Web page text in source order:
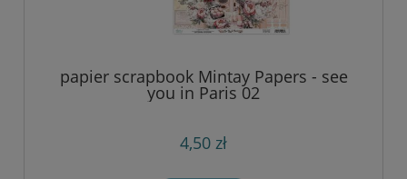
papier scrapbook Mintay Papers - see
you in Paris 02
4,50 zł